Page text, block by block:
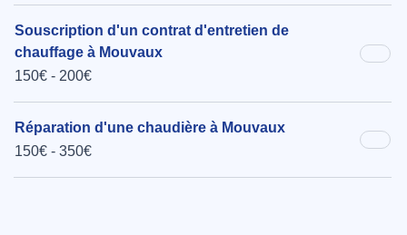
Souscription d'un contrat d'entretien de
chauffage à Mouvaux
150€ - 200€
Réparation d'une chaudière à Mouvaux
150€ - 350€